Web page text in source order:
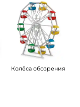
Колёса обозрения